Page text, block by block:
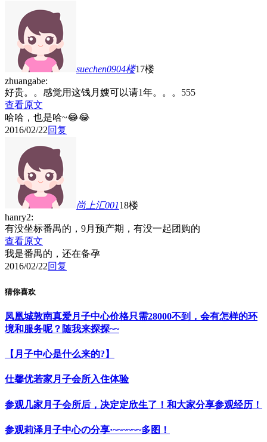
suechen0904楼17楼
zhuangabe:
好贵。。感觉用这钱月嫂可以请1年。。。555
查看原文
哈哈，也是哈~😂😂
2016/02/22回复
尚上汇00118楼
hanry2:
有没坐标番禺的，9月预产期，有没一起团购的
查看原文
我是番禺的，还在备孕
2016/02/22回复
猜你喜欢
凤凰城敦南真爱月子中心价格只需28000不到，会有怎样的环
境和服务呢？随我来探探~~
【月子中心是什么来的?】
仕馨优若家月子会所入住体验
参观几家月子会所后，决定定欣生了！和大家分享参观经历！
参观莉泽月子中心の分享·~~~~~~多图！